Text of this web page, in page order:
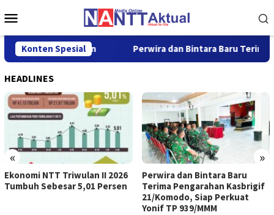
ke
Mobile
Konten Spesial
5,01 Persen Perwira dan Bintara Baru Terima
HEADLINES
« »
Ekonomi NTT Triwulan II 2026
Tumbuh Sebesar 5,01 Persen
Perwira dan Bintara Baru
Terima Pengarahan Kasbrigif
21/Komodo, Siap Perkuat
Yonif TP 939/MMM